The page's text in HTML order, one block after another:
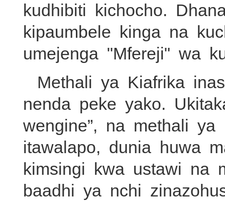
kudhibiti kichocho.
kipaumbele kinga na
umejenga "Mfereji" wa
Methali ya Kiafrika
nenda peke yako.
wengine”, na methali
itawalapo, dunia huwa
kimsingi kwa ustawi na
baadhi ya nchi